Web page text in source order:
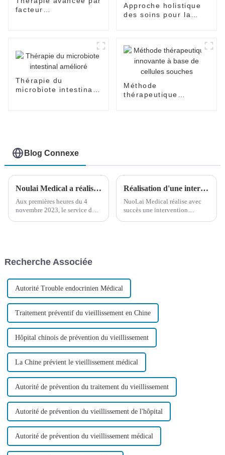
facteur
Approche holistique
des soins pour la
Thérapie du
microbiote intestinal
Méthode
thérapeutique
Blog Connexe
Noulai Medical a réalisé avec succès un traitement chirurgical pour des patients atteints de paralysie cérébrale en Malaisie
Aux premières heures du 4
novembre 2023, le service du
Réalisation d'une intervention chirurgicale sur un patient russe à 6 000 kilomètres de distance
NuoLai Medical réalise avec
succès une intervention
Recherche Associée
Autorité Trouble endocrinien Médical
Traitement préventif du vieillissement en Chine
Hôpital chinois de prévention du vieillissement
La Chine prévient le vieillissement médical
Autorité de prévention du traitement du vieillissement
Autorité de prévention du vieillissement de l'hôpital
Autorité de prévention du vieillissement médical